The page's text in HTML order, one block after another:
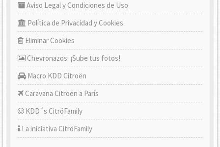
Aviso Legal y Condiciones de Uso
Política de Privacidad y Cookies
Eliminar Cookies
Chevronazos: ¡Sube tus fotos!
Macro KDD Citroën
Caravana Citroën a París
KDD´s CitröFamily
La iniciativa CitröFamily